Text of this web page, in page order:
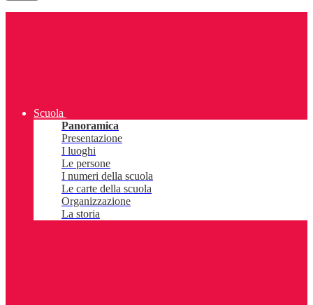
Scuola
Panoramica
Presentazione
I luoghi
Le persone
I numeri della scuola
Le carte della scuola
Organizzazione
La storia